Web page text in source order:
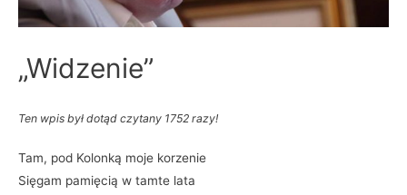
„Widzenie”
Ten wpis był dotąd czytany 1752 razy!
Tam, pod Kolonką moje korzenie
Sięgam pamięcią w tamte lata